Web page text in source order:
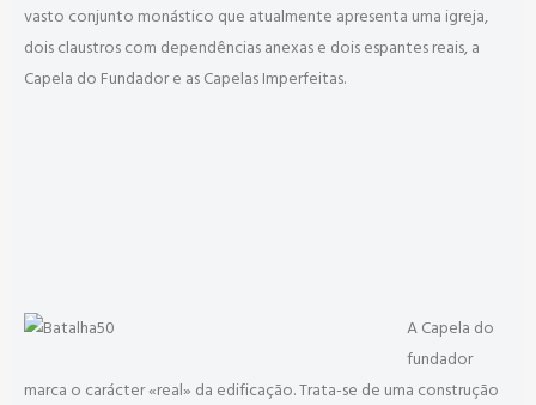
vasto conjunto monástico que atualmente apresenta uma igreja,
dois claustros com dependências anexas e dois espantes reais, a
Capela do Fundador e as Capelas Imperfeitas.
A Capela do
fundador
marca o carácter «real» da edificação. Trata-se de uma construção